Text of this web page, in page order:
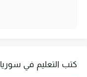
كتب التعليم في سوريا